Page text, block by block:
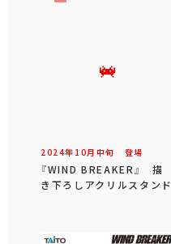
2024年 10月 中旬 登場
『WIND BREAKER』 描
き下ろしアクリルスタンド